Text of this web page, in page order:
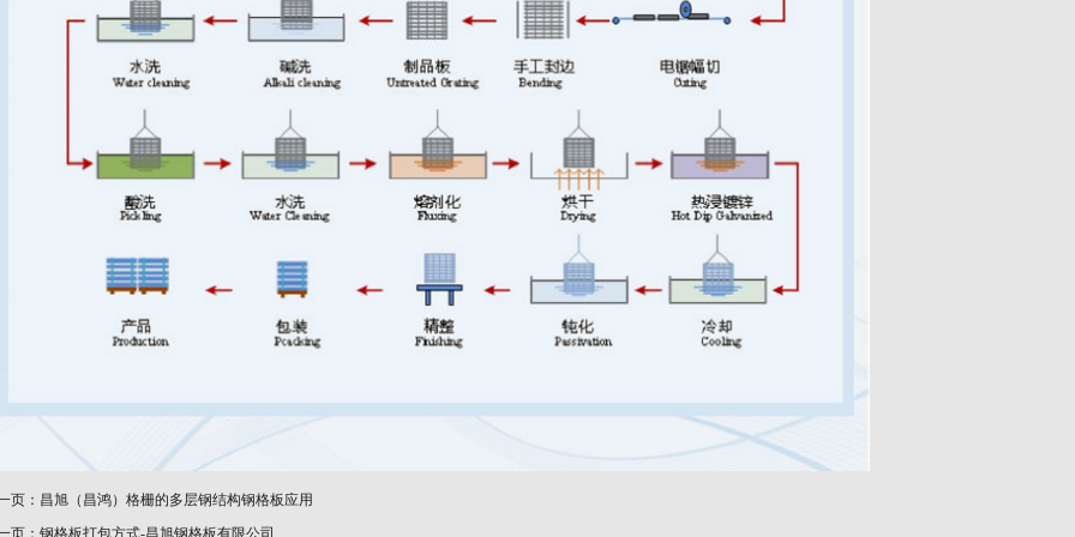
页： 昌旭（昌鸿）格栅的多层钢结构钢格板应用
页： 钢格板打包方式-昌旭钢格板有限公司